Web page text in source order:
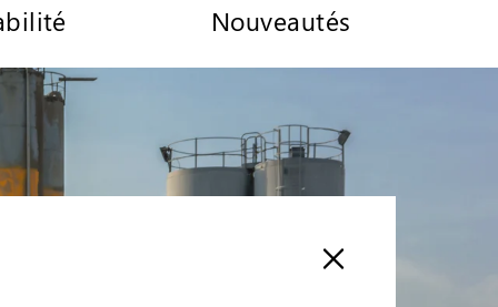
Nouveautés